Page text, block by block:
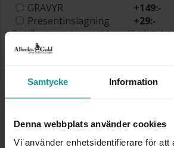
Samtycke Information
Denna webbplats använder cookies
Vi använder enhetsidentifierare för att
GRAVYR +149:-
Presentinslagning
+29:-
Beställningsvara. Leveranstid max 15
Se köpvillkor för beställningsvaror.
✅ Alltid grymma deals.
VARUKORGEN